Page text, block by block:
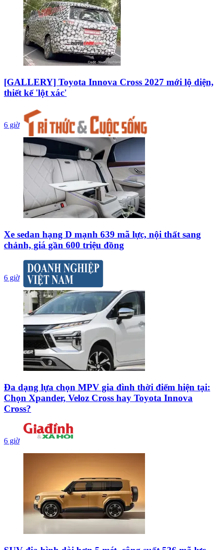
[GALLERY] Toyota Innova Cross 2027 mới lộ diện,
thiết kế 'lột xác'
6 giờ
Xe sedan hạng D mạnh 639 mã lực, nội thất sang
chảnh, giá gần 600 triệu đồng
6 giờ
Đa dạng lựa chọn MPV gia đình thời điểm hiện tại:
Chọn Xpander, Veloz Cross hay Toyota Innova
Cross?
6 giờ